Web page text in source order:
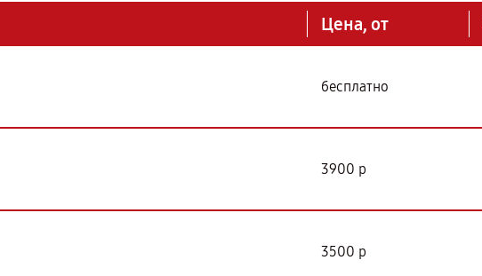
Цена, от
бесплатно
3900 р
3500 р